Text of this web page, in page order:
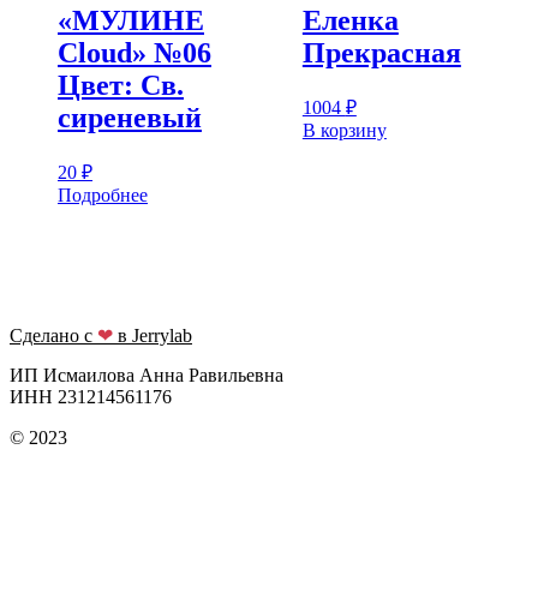
«МУЛИНЕ
Cloud» №06
Цвет: Св.
сиреневый
20 ₽
Подробнее
Еленка
Прекрасная
1004 ₽
В корзину
Сделано с ❤ в Jerrylab
ИП Исмаилова Анна Равильевна
ИНН 231214561176
© 2023